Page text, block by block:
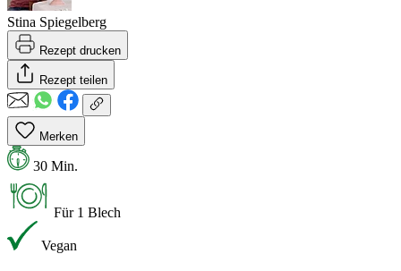
Stina Spiegelberg
Rezept drucken
Rezept teilen
Merken
30 Min.
Für 1 Blech
Vegan